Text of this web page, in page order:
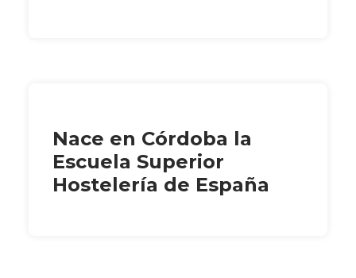
Nace en Córdoba la
Escuela Superior
Hostelería de España